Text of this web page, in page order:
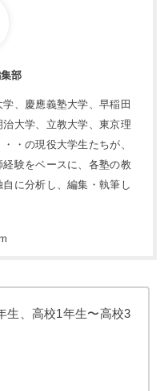
部
、慶應義塾大学、早稲田
大学、立教大学、東京理
・の現役大学生たちが、
験をベースに、各塾の教
に分析し、編集・執筆し
、高校1年生〜高校3